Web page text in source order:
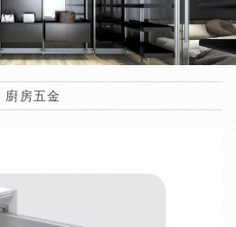
廚房五金
匯款通知